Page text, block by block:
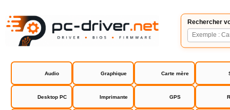
Rechercher
Audio Graphique Carte mère
Desktop PC Imprimante GPS